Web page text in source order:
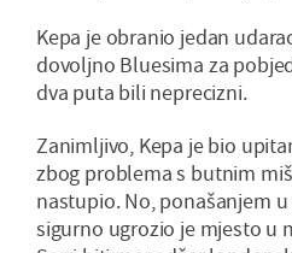
Kepa je obranio jedan
dovoljno Bluesima za
dva puta bili neprecizni.
Zanimljivo, Kepa je bio
zbog problema s butnim
nastupio. No, ponašanjem
sigurno ugrozio je mjesto u